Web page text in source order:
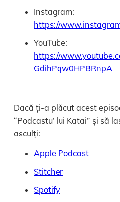
Instagram:
https://
YouTube:
https://
GdihPqw0HPBRnpA
Dacă ți-a plăcut acest
“Podcastu’ lui Katai” și să
asculți:
Apple Podcast
Stitcher
Spotify